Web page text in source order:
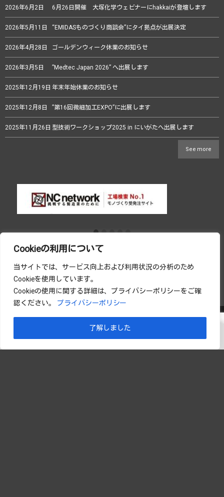
Cookieの利用について
当サイトでは、サービス向上および利用状況の分析のため
Cookieを使用しています。
Cookieの使用に関する詳細は、プライバシーポリシーをご確
認ください。
プライバシーポリシー
了解しました
2026年6月2日 6月26日開催 大塚化学ウェビナーにhakkaiが登壇します
2026年5月11日 “EMIDASものづくり商談会”にタイ拠点が出展決定
2026年4月28日 ゴールデンウィーク休業のお知らせ
2026年3月5日 ”Medtec Japan 2026” へ出展します
2025年12月19日 年末年始休業のお知らせ
2025年12月8日 ”第16回微細加工EXPO”に出展します
2025年11月26日 型技術ワークショップ2025 in にいがたへ出展します
See more